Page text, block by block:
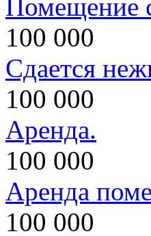
Помещение
100 000
Сдается
100 000
Аренда.
100 000
Аренда
100 000